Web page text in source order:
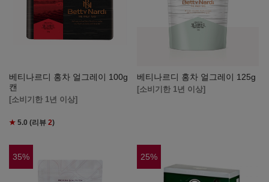
베티나르디 홍차 얼그레이 100g
캔
[소비기한 1년 이상]
★ 5.0 (리뷰 2)
베티나르디 홍차 얼그레이 125g
[소비기한 1년 이상]
35% 25%